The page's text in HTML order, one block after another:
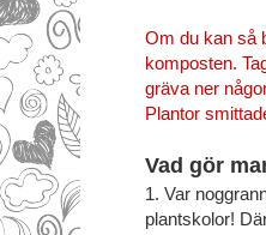
Om du kan så
komposten.
gräva ner
Plantor
Vad gör
1. Var
plantskolor!